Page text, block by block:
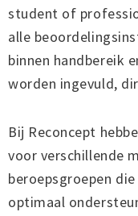
student of
alle
binnen handbereik
worden ingevuld,
Bij Reconcept
voor verschillende
beroepsgroepen
optimaal